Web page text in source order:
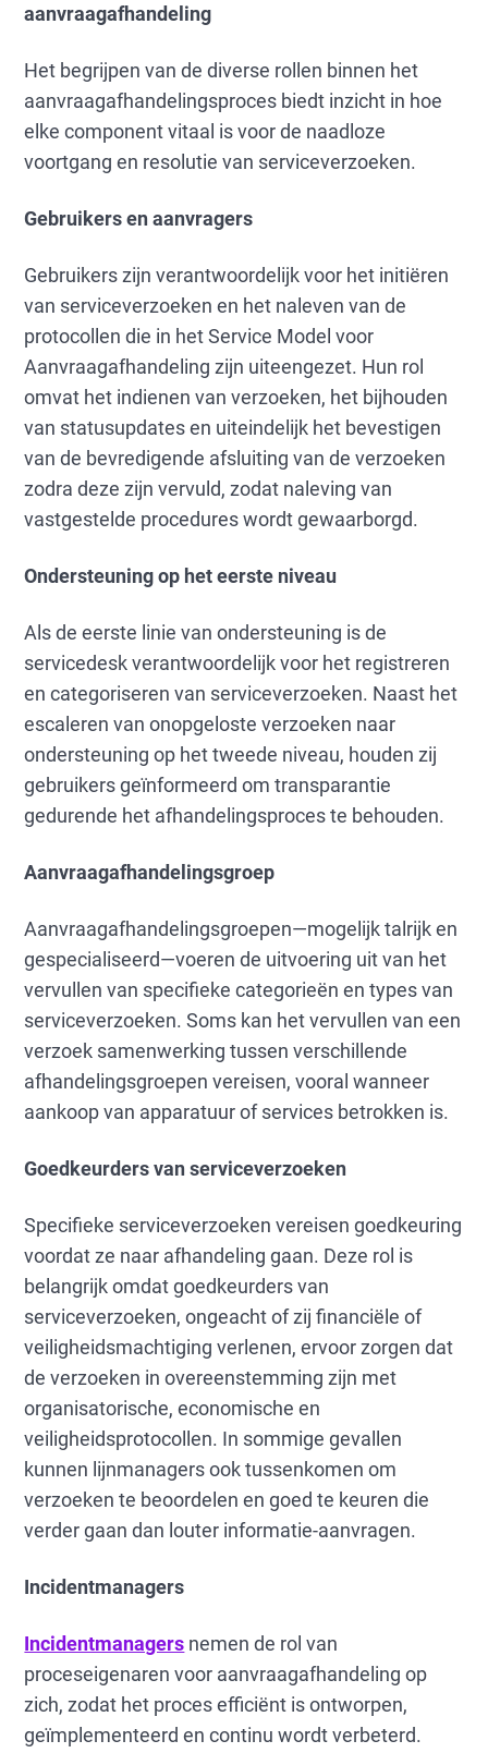
aanvraagafhandeling
Het begrijpen van de diverse rollen binnen het
aanvraagafhandelingsproces biedt inzicht in hoe
elke component vitaal is voor de naadloze
voortgang en resolutie van serviceverzoeken.
Gebruikers en aanvragers
Gebruikers zijn verantwoordelijk voor het initiëren
van serviceverzoeken en het naleven van de
protocollen die in het Service Model voor
Aanvraagafhandeling zijn uiteengezet. Hun rol
omvat het indienen van verzoeken, het bijhouden
van statusupdates en uiteindelijk het bevestigen
van de bevredigende afsluiting van de verzoeken
zodra deze zijn vervuld, zodat naleving van
vastgestelde procedures wordt gewaarborgd.
Ondersteuning op het eerste niveau
Als de eerste linie van ondersteuning is de
servicedesk verantwoordelijk voor het registreren
en categoriseren van serviceverzoeken. Naast het
escaleren van onopgeloste verzoeken naar
ondersteuning op het tweede niveau, houden zij
gebruikers geïnformeerd om transparantie
gedurende het afhandelingsproces te behouden.
Aanvraagafhandelingsgroep
Aanvraagafhandelingsgroepen—mogelijk talrijk en
gespecialiseerd—voeren de uitvoering uit van het
vervullen van specifieke categorieën en types van
serviceverzoeken. Soms kan het vervullen van een
verzoek samenwerking tussen verschillende
afhandelingsgroepen vereisen, vooral wanneer
aankoop van apparatuur of services betrokken is.
Goedkeurders van serviceverzoeken
Specifieke serviceverzoeken vereisen goedkeuring
voordat ze naar afhandeling gaan. Deze rol is
belangrijk omdat goedkeurders van
serviceverzoeken, ongeacht of zij financiële of
veiligheidsmachtiging verlenen, ervoor zorgen dat
de verzoeken in overeenstemming zijn met
organisatorische, economische en
veiligheidsprotocollen. In sommige gevallen
kunnen lijnmanagers ook tussenkomen om
verzoeken te beoordelen en goed te keuren die
verder gaan dan louter informatie-aanvragen.
Incidentmanagers
Incidentmanagers nemen de rol van
proceseigenaren voor aanvraagafhandeling op
zich, zodat het proces efficiënt is ontworpen,
geïmplementeerd en continu wordt verbeterd.